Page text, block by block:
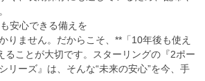
安心できる備えを
りません。だからこそ、**「10年後も使え
ることが大切です。スターリングの『2ポー
リーズ』は、そんな“未来の安心”を今、手